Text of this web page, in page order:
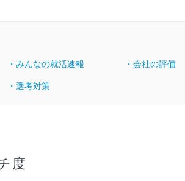
・みんなの就活速報 ・会社の評価
・選考対策
度